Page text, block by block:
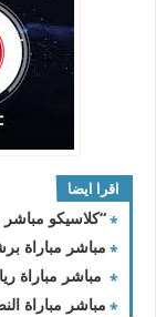
اقرا ايضا
“كلاسيكو مباشر مباراة
مباشر مباراة
مباشر مباراة ريال
مباشر مباراة